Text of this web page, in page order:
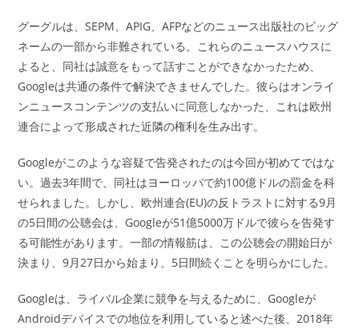
グーグルは、SEPM、APIG、AFPなどのニュース出版社のビッグ
ネームの一部から非難されている。これらのニュースハウスに
よると、同社は誠意をもって話すことができなかったため、
Googleは共通の条件で解決できませんでした。彼らはオンライ
ンニュースコンテンツの支払いに同意しなかった、これは欧州
連合によって形成された近隣の権利を生み出す。
Googleがこのような容疑で告発されたのは今回が初めてではな
い。過去3年間で、同社はヨーロッパで約100億ドルの罰金を科
せられました。しかし、欧州連合(EU)の反トラストに対する9月
の5日間の公聴会は、Googleが51億5000万ドルで彼らを告発す
る可能性があります。一部の情報筋は、この公聴会の開始日が
決まり、9月27日から始まり、5日間続くことを明らかにした。
Googleは、ライバル企業に競争を与えるために、Googleが
Androidデバイスでの地位を利用していると述べた後、2018年